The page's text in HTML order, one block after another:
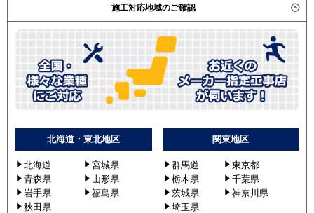
施工対応地域のご確認
北海道・東北地区
北海道
宮城県
青森県
山形県
岩手県
福島県
秋田県
関東地区
群馬道
東京都
栃木県
千葉県
茨城県
神奈川県
埼玉県